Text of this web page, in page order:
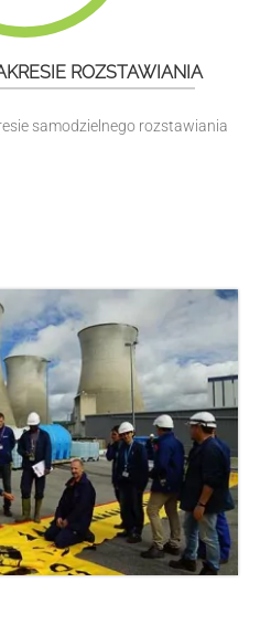
ROZSTAWIANIA
samodzielnego rozstawiania